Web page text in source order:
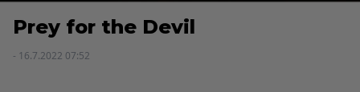
Prey for the Devil
- 16.7.2022 07:52